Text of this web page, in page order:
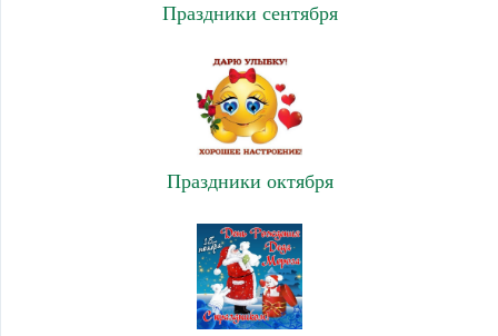
Праздники сентября
Праздники октября